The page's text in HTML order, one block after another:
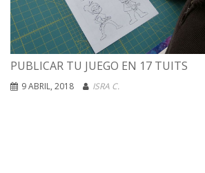
PUBLICAR TU JUEGO EN 17 TUITS
9 ABRIL, 2018 ISRA C.